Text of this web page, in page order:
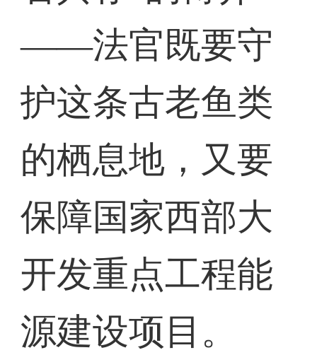
——法官既要守
护这条古老鱼类
的栖息地，又要
保障国家西部大
开发重点工程能
源建设项目。